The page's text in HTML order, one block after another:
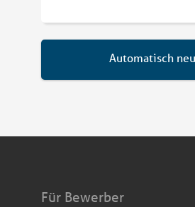
Automatisch
Für Bewerber